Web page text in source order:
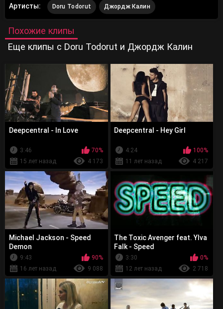
Артисты: Doru Todorut Джордж Калин
Похожие клипы
Еще клипы с Doru Todorut и Джордж Калин
Deepcentral - In Love
3:46
70%
15 лет назад
4 173
Deepcentral - Hey Girl
4:24
100%
11 лет назад
4 217
Michael Jackson - Speed
Demon
9:43
90%
16 лет назад
9 088
The Toxic Avenger feat. Ylva
Falk - Speed
3:30
0%
12 лет назад
2 718